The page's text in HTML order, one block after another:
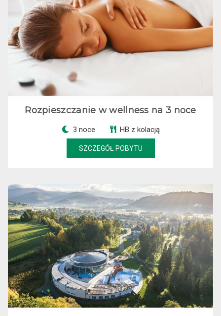
Rozpieszczanie w wellness na 3 noce
3 noce HB z kolacją
SZCZEGÓŁ POBYTU